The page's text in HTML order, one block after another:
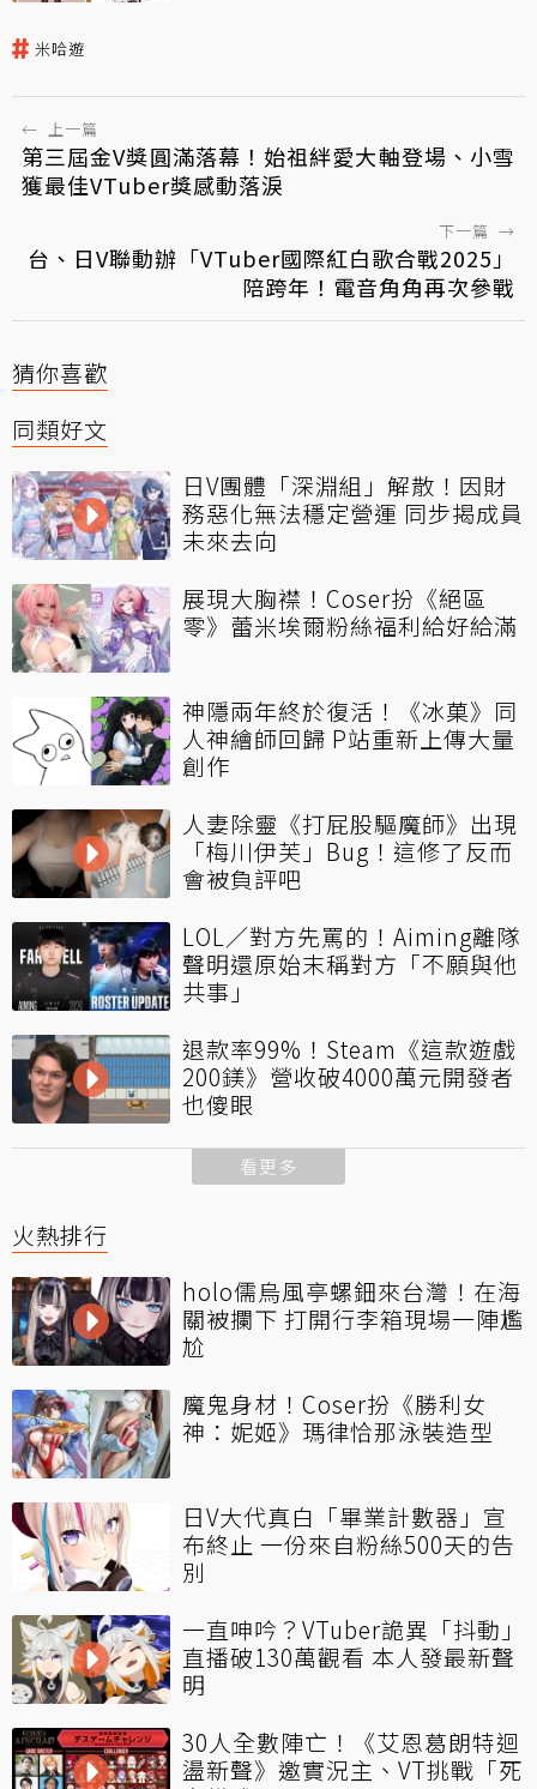
米哈遊
← 上一篇
第三屆金V獎圓滿落幕！始祖絆愛大軸登場、小雪
獲最佳VTuber獎感動落淚
下一篇 →
台、日V聯動辦「VTuber國際紅白歌合戰2025」
陪跨年！電音角角再次參戰
猜你喜歡
同類好文
日V團體「深淵組」解散！因財
務惡化無法穩定營運 同步揭成員
未來去向
展現大胸襟！Coser扮《絕區
零》蕾米埃爾粉絲福利給好給滿
神隱兩年終於復活！《冰菓》同
人神繪師回歸 P站重新上傳大量
創作
人妻除靈《打屁股驅魔師》出現
「梅川伊芙」Bug！這修了反而
會被負評吧
LOL／對方先罵的！Aiming離隊
聲明還原始末稱對方「不願與他
共事」
退款率99%！Steam《這款遊戲
200鎂》營收破4000萬元開發者
也傻眼
看更多
火熱排行
holo儒烏風亭螺鈿來台灣！在海
關被攔下 打開行李箱現場一陣尷
尬
魔鬼身材！Coser扮《勝利女
神：妮姬》瑪律恰那泳裝造型
日V大代真白「畢業計數器」宣
布終止 一份來自粉絲500天的告
別
一直呻吟？VTuber詭異「抖動」
直播破130萬觀看 本人發最新聲
明
30人全數陣亡！《艾恩葛朗特迴
盪新聲》邀實況主、VT挑戰「死